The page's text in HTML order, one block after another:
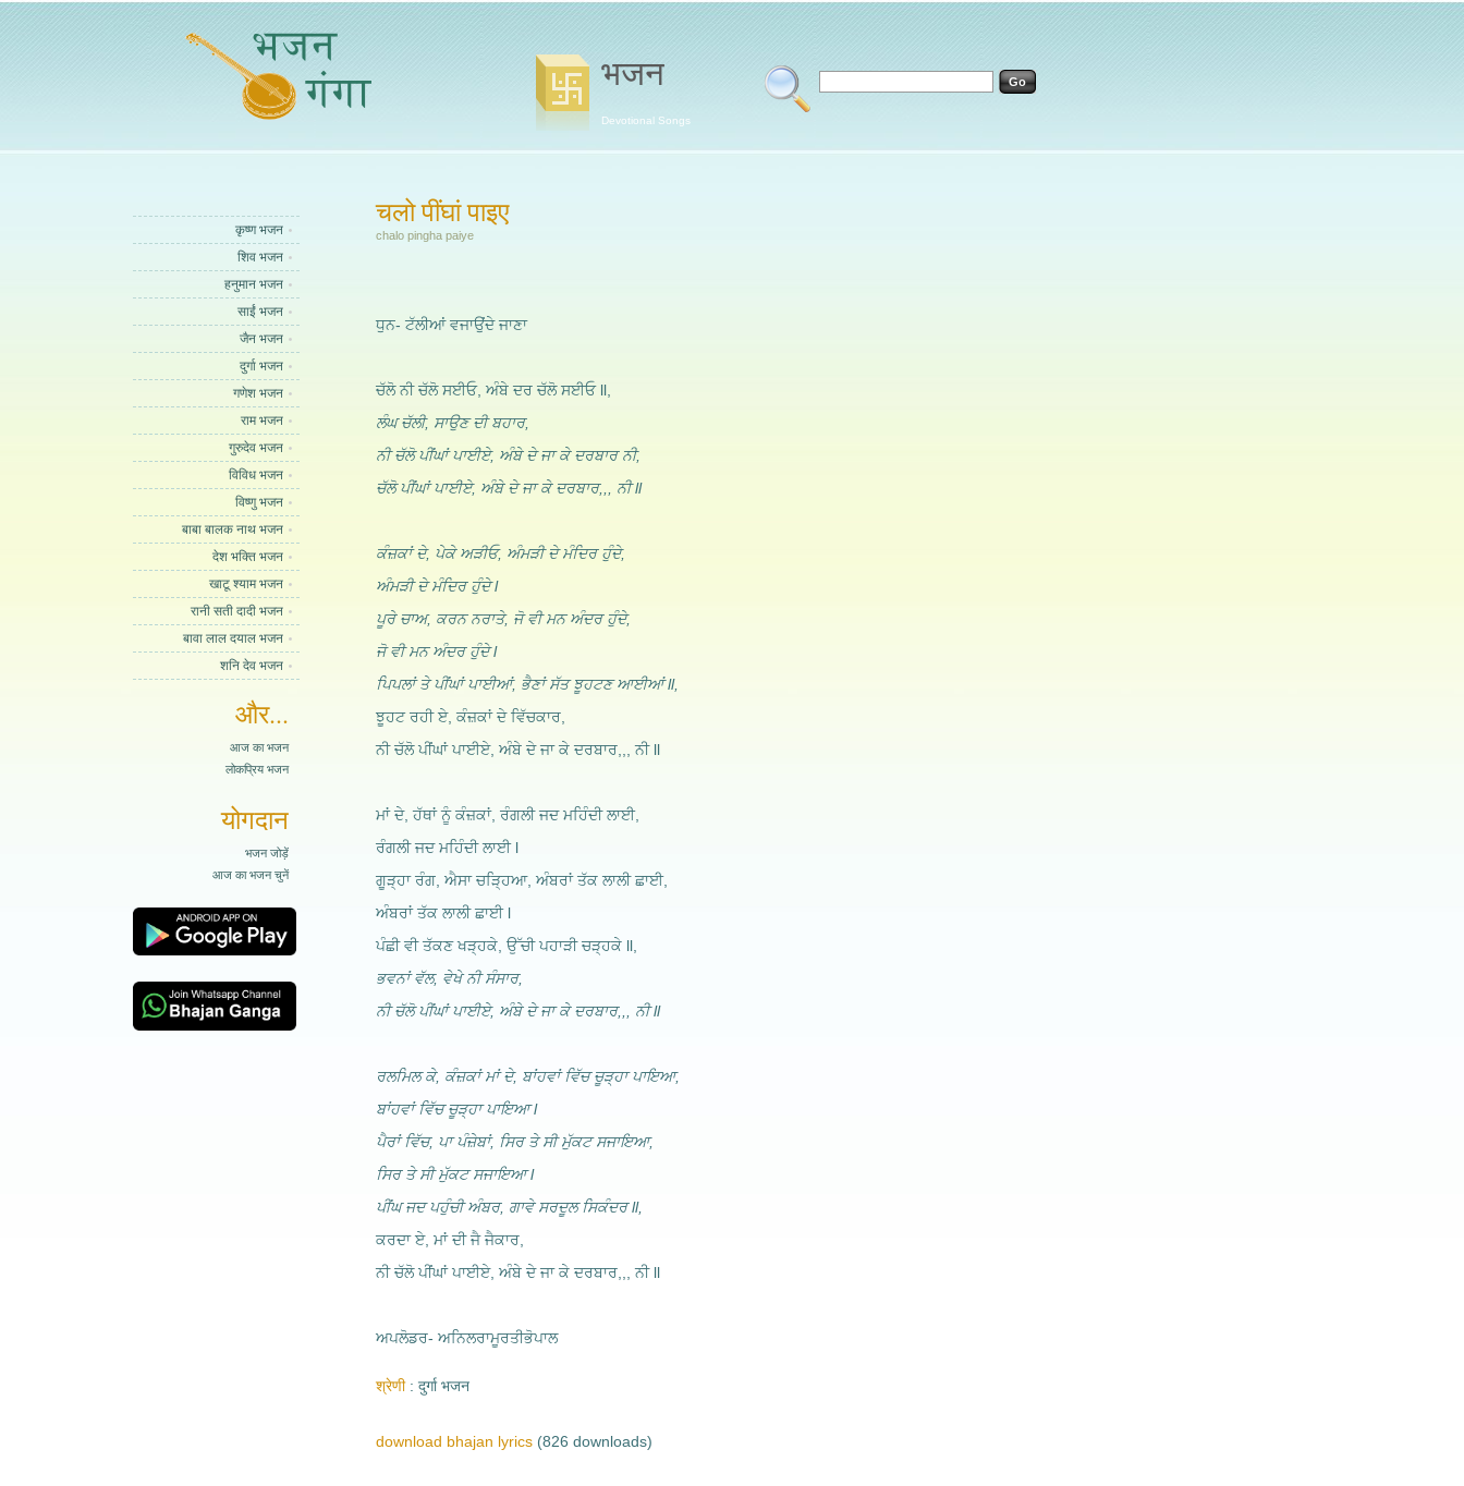
भजन
Devotional Songs
कृष्ण भजन
शिव भजन
हनुमान भजन
साईं भजन
जैन भजन
दुर्गा भजन
गणेश भजन
राम भजन
गुरुदेव भजन
विविध भजन
विष्णु भजन
बाबा बालक नाथ भजन
देश भक्ति भजन
खाटू श्याम भजन
रानी सती दादी भजन
बावा लाल दयाल भजन
शनि देव भजन
और...
आज का भजन
लोकप्रिय भजन
योगदान
भजन जोड़ें
आज का भजन चुनें
चलो पींघां पाइए
chalo pingha paiye
ਧੁਨ- ਟੱਲੀਆਂ ਵਜਾਉਂਦੇ ਜਾਣਾ
ਚੱਲੋ ਨੀ ਚੱਲੋ ਸਈਓ, ਅੰਬੇ ਦਰ ਚੱਲੋ ਸਈਓ ll,
ਲੰਘ ਚੱਲੀ, ਸਾਉਣ ਦੀ ਬਹਾਰ,
ਨੀ ਚੱਲੋ ਪੀਂਘਾਂ ਪਾਈਏ, ਅੰਬੇ ਦੇ ਜਾ ਕੇ ਦਰਬਾਰ ਨੀ,
ਚੱਲੋ ਪੀਂਘਾਂ ਪਾਈਏ, ਅੰਬੇ ਦੇ ਜਾ ਕੇ ਦਰਬਾਰ,,, ਨੀ ll
ਕੰਜ਼ਕਾਂ ਦੇ, ਪੇਕੇ ਅੜੀਓ, ਅੰਮੜੀ ਦੇ ਮੰਦਿਰ ਹੁੰਦੇ,
ਅੰਮੜੀ ਦੇ ਮੰਦਿਰ ਹੁੰਦੇ l
ਪੂਰੇ ਚਾਅ, ਕਰਨ ਨਰਾਤੇ, ਜੋ ਵੀ ਮਨ ਅੰਦਰ ਹੁੰਦੇ,
ਜੋ ਵੀ ਮਨ ਅੰਦਰ ਹੁੰਦੇ l
ਪਿਪਲਾਂ ਤੇ ਪੀਂਘਾਂ ਪਾਈਆਂ, ਭੈਣਾਂ ਸੱਤ ਝੂਹਟਣ ਆਈਆਂ ll,
ਝੂਹਟ ਰਹੀ ਏ, ਕੰਜ਼ਕਾਂ ਦੇ ਵਿੱਚਕਾਰ,
ਨੀ ਚੱਲੋ ਪੀਂਘਾਂ ਪਾਈਏ, ਅੰਬੇ ਦੇ ਜਾ ਕੇ ਦਰਬਾਰ,,, ਨੀ ll
ਮਾਂ ਦੇ, ਹੱਥਾਂ ਨੂੰ ਕੰਜ਼ਕਾਂ, ਰੰਗਲੀ ਜਦ ਮਹਿੰਦੀ ਲਾਈ,
ਰੰਗਲੀ ਜਦ ਮਹਿੰਦੀ ਲਾਈ l
ਗੂੜ੍ਹਾ ਰੰਗ, ਐਸਾ ਚੜ੍ਹਿਆ, ਅੰਬਰਾਂ ਤੱਕ ਲਾਲੀ ਛਾਈ,
ਅੰਬਰਾਂ ਤੱਕ ਲਾਲੀ ਛਾਈ l
ਪੰਛੀ ਵੀ ਤੱਕਣ ਖੜ੍ਹਕੇ, ਉੱਚੀ ਪਹਾੜੀ ਚੜ੍ਹਕੇ ll,
ਭਵਨਾਂ ਵੱਲ, ਵੇਖੇ ਨੀ ਸੰਸਾਰ,
ਨੀ ਚੱਲੋ ਪੀਂਘਾਂ ਪਾਈਏ, ਅੰਬੇ ਦੇ ਜਾ ਕੇ ਦਰਬਾਰ,,, ਨੀ ll
ਰਲਮਿਲ ਕੇ, ਕੰਜ਼ਕਾਂ ਮਾਂ ਦੇ, ਬਾਂਹਵਾਂ ਵਿੱਚ ਚੂੜ੍ਹਾ ਪਾਇਆ,
ਬਾਂਹਵਾਂ ਵਿੱਚ ਚੂੜ੍ਹਾ ਪਾਇਆ l
ਪੈਰਾਂ ਵਿੱਚ, ਪਾ ਪੰਜ਼ੇਬਾਂ, ਸਿਰ ਤੇ ਸੀ ਮੁੱਕਟ ਸਜਾਇਆ,
ਸਿਰ ਤੇ ਸੀ ਮੁੱਕਟ ਸਜਾਇਆ l
ਪੀਂਘ ਜਦ ਪਹੁੰਚੀ ਅੰਬਰ, ਗਾਵੇ ਸਰਦੂਲ ਸਿਕੰਦਰ ll,
ਕਰਦਾ ਏ, ਮਾਂ ਦੀ ਜੈ ਜੈਕਾਰ,
ਨੀ ਚੱਲੋ ਪੀਂਘਾਂ ਪਾਈਏ, ਅੰਬੇ ਦੇ ਜਾ ਕੇ ਦਰਬਾਰ,,, ਨੀ ll
ਅਪਲੋਡਰ- ਅਨਿਲਰਾਮੂਰਤੀਭੋਪਾਲ
श्रेणी दुर्गा भजन
download bhajan lyrics (826 downloads)